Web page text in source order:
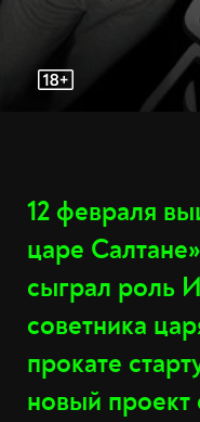
12 февраля
царе
сыграл роль
советника
прокате
новый проект